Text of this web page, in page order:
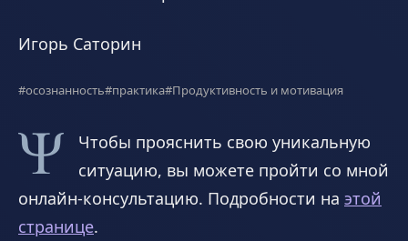
Игорь Саторин
#осознанность#практика#Продуктивность и мотивация
Чтобы прояснить свою уникальную
ситуацию, вы можете пройти со мной
онлайн-консультацию. Подробности на этой
странице.